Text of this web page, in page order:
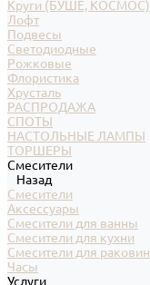
Круги (БУШЕ, КОСМОС)
Лофт
Подвесы
Светодиодные
Рожковые
Флористика
Хрусталь
РАСПРОДАЖА
СПОТЫ
НАСТОЛЬНЫЕ ЛАМПЫ
ТОРШЕРЫ
Смесители
Назад
Смесители
Аксессуары
Смесители для ванны
Смесители для кухни
Смесители для раковин
Часы
Услуги